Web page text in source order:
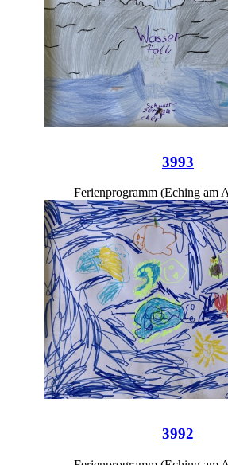
3993
Ferienprogramm (Eching am
3992